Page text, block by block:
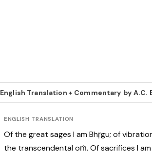
English Translation + Commentary by
ENGLISH TRANSLATION
Of the great sages I am Bhṛgu; of
the transcendental oṁ. Of sacrifices I